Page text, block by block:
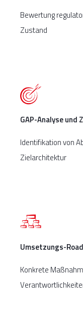
Bewertung
Zustand
GAP-Analyse und
Identifikation von
Zielarchitektur
Umsetzungs-
Konkrete